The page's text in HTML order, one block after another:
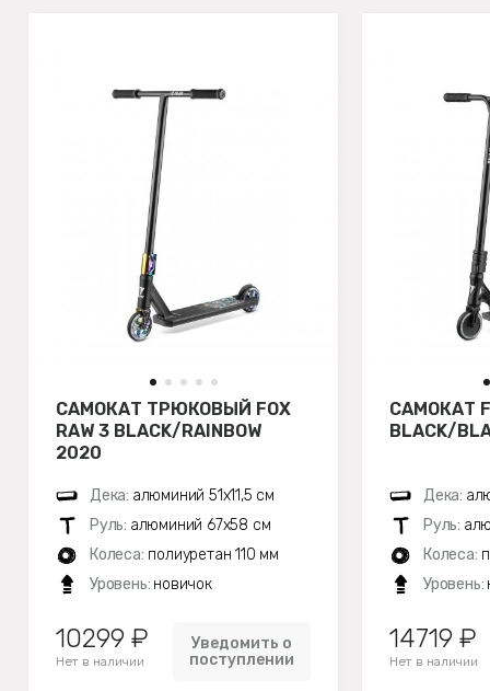
САМОКАТ ТРЮКОВЫЙ FOX
RAW 3 BLACK/RAINBOW
2020
Дека: алюминий 51х11,5 см
Руль: алюминий 67х58 см
Колеса: полиуретан 110 мм
Уровень: новичок
10299 ₽
Нет в наличии
Уведомить о
поступлении
САМОКАТ
BLACK/
Дека:
Руль:
Колеса:
Уровень:
14719 ₽
Нет в наличии